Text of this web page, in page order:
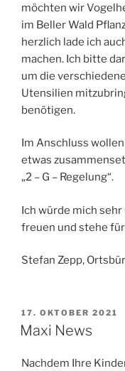
möchten wir
im Beller Wald
herzlich lade ich
machen. Ich bitte
um die
Utensilien
benötigen.
Im Anschluss
etwas
„2 – G – Regelung“.
Ich würde mich
freuen und stehe
Stefan Zepp,
VERÖFFENTLICHT
AM
17. OKTOBER 2021
Maxi News
Nachdem Ihre